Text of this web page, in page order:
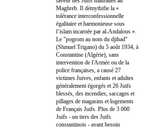
Maghreb. Il démythifie la «
tolérance interconfessionnelle
égalitaire et harmonieuse sous
l’islam incarnée par al-Andalous ».
Le "pogrom au nom du djihad"
(Shmuel Trigano) du 5 août 1934, à
Constantine (Algérie), sans
intervention de l'Armée ou de la
police françaises, a causé 27
victimes Juives, enfants et adultes
généralement égorgés et 26 Juifs
blessés, des incendies, saccages et
pillages de magasins et logements
de Français Juifs. Plus de 3 000
Juifs - un tiers des Juifs
constantinois - ayant besoin